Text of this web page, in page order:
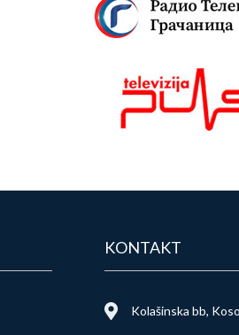
KONTAKT
Kolašinska bb,